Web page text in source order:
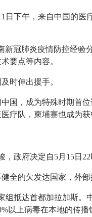
日下午，来自中国的
新冠肺炎疫情防控经
要点等内容。
时伸出援手。
国，成为特殊时期首
疗队，柬埔寨也成为
政府决定自5月15日
全的欠发达国家，外部
组抵达首都加拉加斯
以上病毒在本地的传